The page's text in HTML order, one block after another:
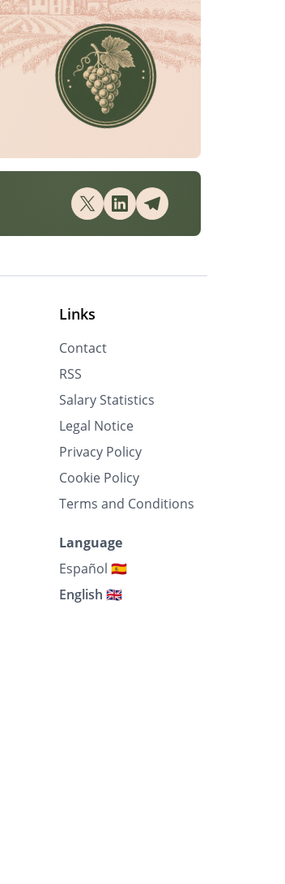
Links
Contact
RSS
Salary Statistics
Legal Notice
Privacy Policy
Cookie Policy
Terms and Conditions
Language
Español 🇪🇸
English 🇬🇧